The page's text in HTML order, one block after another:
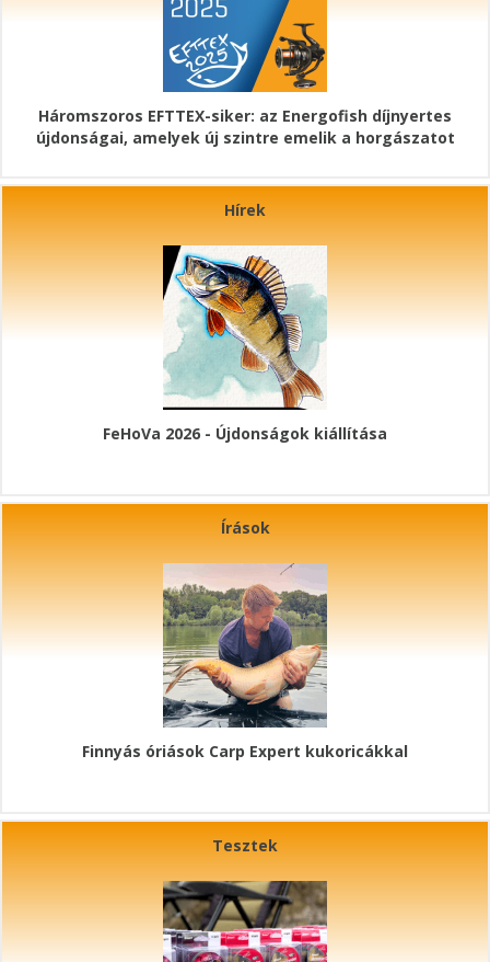
Háromszoros EFTTEX-siker: az Energofish díjnyertes
újdonságai, amelyek új szintre emelik a horgászatot
Hírek
FeHoVa 2026 - Újdonságok kiállítása
Írások
Finnyás óriások Carp Expert kukoricákkal
Tesztek